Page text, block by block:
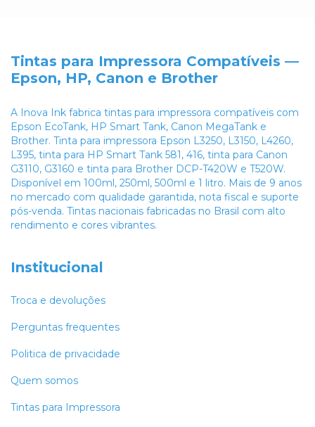
Tintas para Impressora Compatíveis —
Epson, HP, Canon e Brother
A Inova Ink fabrica tintas para impressora compatíveis com
Epson EcoTank, HP Smart Tank, Canon MegaTank e
Brother. Tinta para impressora Epson L3250, L3150, L4260,
L395, tinta para HP Smart Tank 581, 416, tinta para Canon
G3110, G3160 e tinta para Brother DCP-T420W e T520W.
Disponível em 100ml, 250ml, 500ml e 1 litro. Mais de 9 anos
no mercado com qualidade garantida, nota fiscal e suporte
pós-venda. Tintas nacionais fabricadas no Brasil com alto
rendimento e cores vibrantes.
Institucional
Troca e devoluções
Perguntas frequentes
Politica de privacidade
Quem somos
Tintas para Impressora